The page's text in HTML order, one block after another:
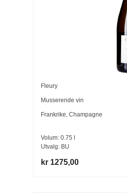
Fleury
Musserende vin
Frankrike,Champagne
Volum:0.75
Utvalg: BU
kr 1275,00